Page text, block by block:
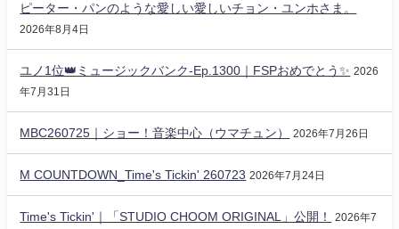
ピーター・パンのような愛しい愛しいチョン・ユンホさま。
2026年8月4日
ユノ1位👑ミュージックバンク-Ep.1300｜FSPおめでとう✨️ 2026
年7月31日
MBC260725｜ショー！音楽中心（ウマチュン） 2026年7月26日
M COUNTDOWN_Time's Tickin' 260723 2026年7月24日
Time's Tickin'｜「STUDIO CHOOM ORIGINAL」公開！
2026年7